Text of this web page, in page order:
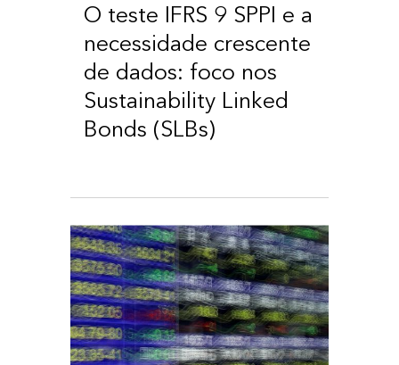
O teste IFRS 9 SPPI e a
necessidade crescente
de dados: foco nos
Sustainability Linked
Bonds (SLBs)